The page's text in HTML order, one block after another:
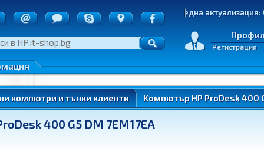
Последна актуализация:
Регистрация
на пратките
по ОП ИК
компютри и тънки клиенти Компютър HP ProDesk 400
400 G5 DM 7EM17EA